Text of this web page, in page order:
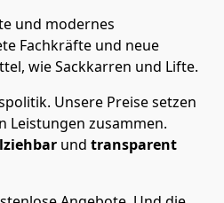
und modernes
Fachkräfte und neue
wie Sackkarren und Lifte.
Unsere Preise setzen
Leistungen zusammen.
und transparent